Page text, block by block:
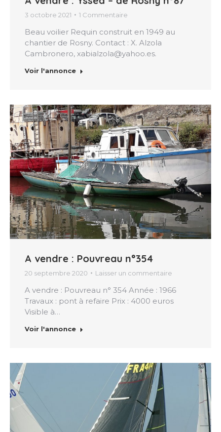
3 octobre 2021 1 Commentaire
Beau voilier Requin construit en 1949 au
chantier de Rosny. Contact : X. Alzola
Cambronero, xabialzola@yahoo.es.
Voir l'annonce
A vendre : Pouvreau n°354
20 septembre 2020 Laisser un commentaire
A vendre : Pouvreau n° 354 Année : 1966
Travaux : pont à refaire Prix : 4000 euros
Visible à…
Voir l'annonce